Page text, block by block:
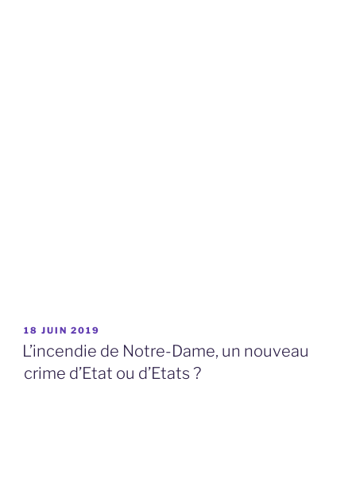
PUBLIÉ
LE
18 JUIN 2019
L’incendie de Notre-Dame, un nouveau
crime d’Etat ou d’Etats ?